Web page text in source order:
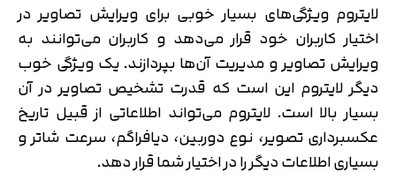
لایتروم ویژگی‌های بسیار خوبی برای ویرایش تصاویر در
اختیار کاربران خود قرار می‌دهد و کاربران می‌توانند به
ویرایش تصاویر و مدیریت آن‌ها بپردازند. یک ویژگی خوب
دیگر لایتروم این است که قدرت تشخیص تصاویر در آن
بسیار بالا است. لایتروم می‌تواند اطلاعاتی از قبیل تاریخ
عکسبرداری تصویر، نوع دوربین، دیافراگم، سرعت شاتر و
بسیاری اطلاعات دیگر را در اختیار شما قرار دهد.